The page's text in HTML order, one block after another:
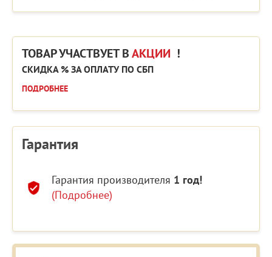
ТОВАР УЧАСТВУЕТ ВАКЦИИ !
СКИДКА % ЗА ОПЛАТУ ПО СБП
ПОДРОБНЕЕ
Гарантия
Гарантия производителя 1 год!
(Подробнее)